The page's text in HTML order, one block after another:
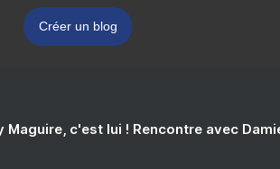
Créer un blog
c'est lui ! Rencontre avec